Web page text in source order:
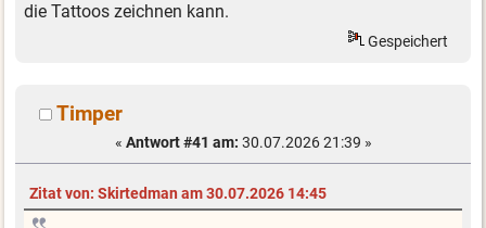
die Tattoos zeichnen kann.
Gespeichert
Timper
« Antwort #41 am: 30.07.2026 21:39 »
Zitat von: Skirtedman am 30.07.2026 14:45